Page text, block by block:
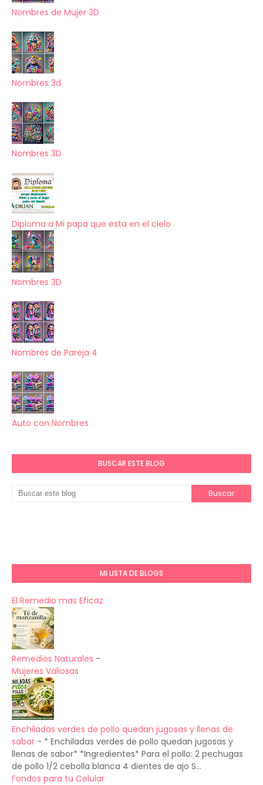
Nombres de Mujer 3D
Nombres 3d
Nombres 3D
Diploma a Mi papa que esta en el cielo
Nombres 3D
Nombres de Pareja 4
Auto con Nombres
BUSCAR ESTE BLOG
MI LISTA DE BLOGS
El Remedio mas Eficaz
Remedios Naturales -
Mujeres Valiosas
Enchiladas verdes de pollo quedan jugosas y llenas de
sabor - * Enchiladas verdes de pollo quedan jugosas y
llenas de sabor* *Ingredientes* Para el pollo: 2 pechugas
de pollo 1/2 cebolla blanca 4 dientes de ajo S...
Fondos para tu Celular